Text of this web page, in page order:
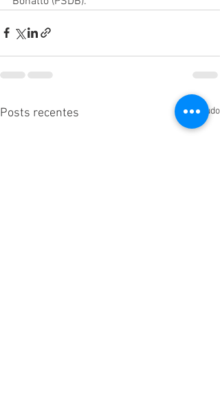
Posts recentes Ver tudo